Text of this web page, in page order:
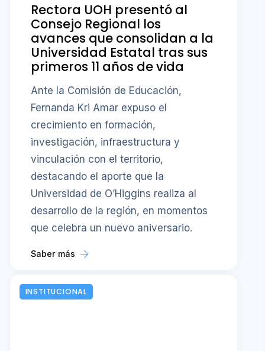
Rectora UOH presentó al
Consejo Regional los
avances que consolidan a la
Universidad Estatal tras sus
primeros 11 años de vida
Ante la Comisión de Educación,
Fernanda Kri Amar expuso el
crecimiento en formación,
investigación, infraestructura y
vinculación con el territorio,
destacando el aporte que la
Universidad de O’Higgins realiza al
desarrollo de la región, en momentos
que celebra un nuevo aniversario.
Saber más
INSTITUCIONAL